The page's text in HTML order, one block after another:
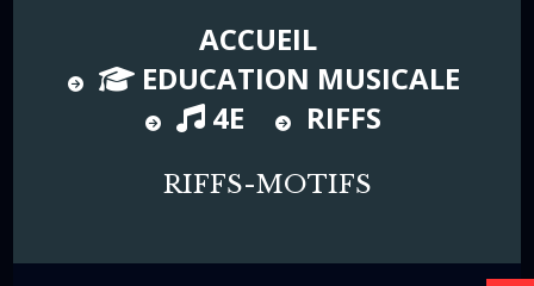
ACCUEIL
EDUCATION MUSICALE
4E
RIFFS
RIFFS-MOTIFS